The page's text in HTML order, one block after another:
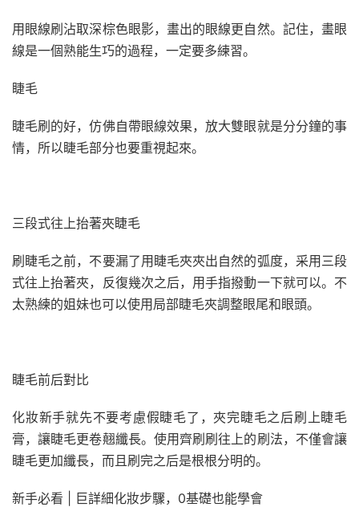
用眼線刷沾取深棕色眼影，畫出的眼線更自然。記住，畫眼
線是一個熟能生巧的過程，一定要多練習。
睫毛
睫毛刷的好，仿佛自帶眼線效果，放大雙眼就是分分鐘的事
情，所以睫毛部分也要重視起來。
三段式往上抬著夾睫毛
刷睫毛之前，不要漏了用睫毛夾夾出自然的弧度，采用三段
式往上抬著夾，反復幾次之后，用手指撥動一下就可以。不
太熟練的姐妹也可以使用局部睫毛夾調整眼尾和眼頭。
睫毛前后對比
化妝新手就先不要考慮假睫毛了，夾完睫毛之后刷上睫毛
膏，讓睫毛更卷翹纖長。使用齊刷刷往上的刷法，不僅會讓
睫毛更加纖長，而且刷完之后是根根分明的。
新手必看 | 巨詳細化妝步驟，0基礎也能學會